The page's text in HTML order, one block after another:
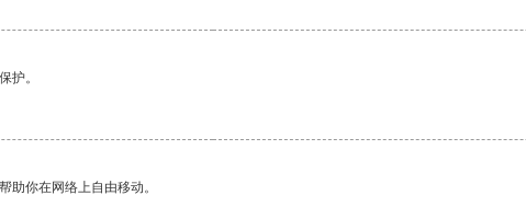
护。
助你在网络上自由移动。